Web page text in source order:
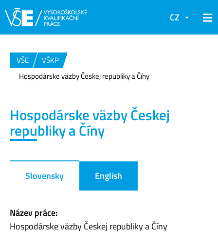
CZ
VŠE
VŠKP
Hospodárske väzby Českej republiky a Číny
Hospodárske väzby Českej
republiky a Číny
Slovensky English
Název práce:
Hospodárske väzby Českej republiky a Číny